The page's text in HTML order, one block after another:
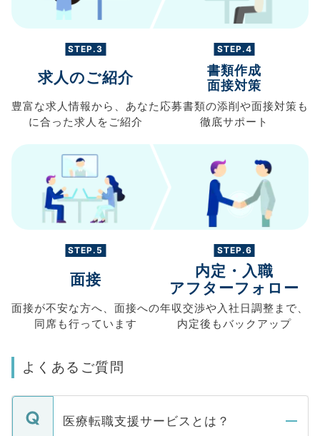
STEP.3
求人のご紹介
豊富な求人情報から、 あなた
に合った求人を ご紹介
STEP.4
書類作成
面接対策
応募書類の添削や面接対策も
徹底サポート
STEP.5
面接
面接が不安な方へ、 面接への
同席も行っています
STEP.6
内定・入職
アフターフォロー
年収交渉や入社日調整まで、
内定後もバックアップ
よくあるご質問
医療転職支援サービスとは？